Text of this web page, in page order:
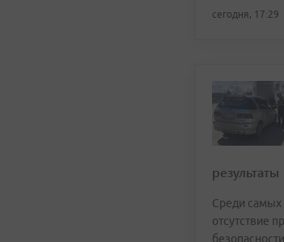
сегодня, 17:29
результаты
Среди самых
отсутствие